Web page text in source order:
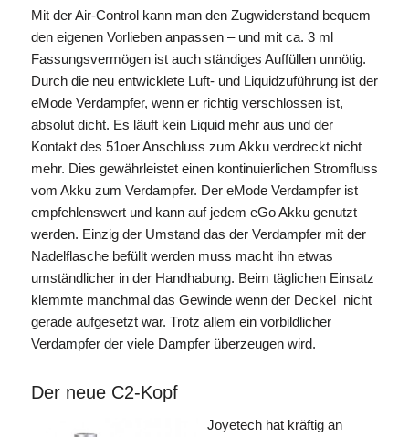
Mit der Air-Control kann man den Zugwiderstand bequem
den eigenen Vorlieben anpassen – und mit ca. 3 ml
Fassungsvermögen ist auch ständiges Auffüllen unnötig.
Durch die neu entwicklete Luft- und Liquidzuführung ist der
eMode Verdampfer, wenn er richtig verschlossen ist,
absolut dicht. Es läuft kein Liquid mehr aus und der
Kontakt des 51oer Anschluss zum Akku verdreckt nicht
mehr. Dies gewährleistet einen kontinuierlichen Stromfluss
vom Akku zum Verdampfer. Der eMode Verdampfer ist
empfehlenswert und kann auf jedem eGo Akku genutzt
werden. Einzig der Umstand das der Verdampfer mit der
Nadelflasche befüllt werden muss macht ihn etwas
umständlicher in der Handhabung. Beim täglichen Einsatz
klemmte manchmal das Gewinde wenn der Deckel nicht
gerade aufgesetzt war. Trotz allem ein vorbildlicher
Verdampfer der viele Dampfer überzeugen wird.
Der neue C2-Kopf
Joyetech hat kräftig an